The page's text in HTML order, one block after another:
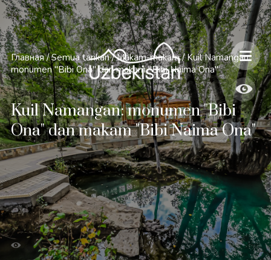
Главная / Semua tarikan / Makam-makam/ Kuil Namangan:
monumen "Bibi Ona" dan makam "Bibi Naima Ona"
Kuil Namangan: monumen "Bibi
Ona" dan makam "Bibi Naima Ona"